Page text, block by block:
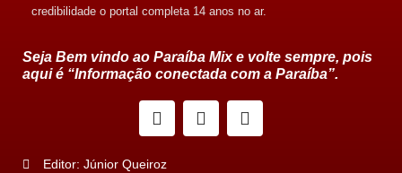
credibilidade o portal completa 14 anos no ar.
Seja Bem vindo ao Paraíba Mix e volte sempre, pois
aqui é “Informação conectada com a Paraíba”.
Editor: Júnior Queiroz